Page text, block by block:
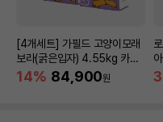
[4개세트] 가필드 고양이모래
보라(굵은입자) 4.55kg 카사
바모래
14% 84,900원